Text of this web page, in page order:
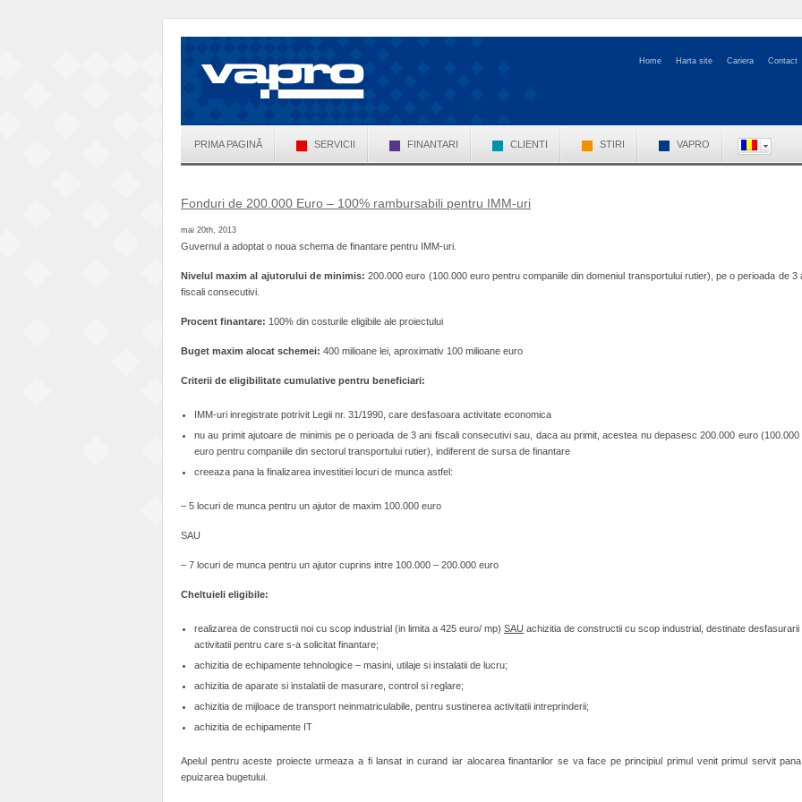
Home Harta site Cariera Contact
PRIMA PAGINĂ SERVICII FINANTARI CLIENTI STIRI VAPRO
Fonduri de 200.000 Euro – 100% rambursabili pentru IMM-uri
mai 20th, 2013
Guvernul a adoptat o noua schema de finantare pentru IMM-uri.
Nivelul maxim al ajutorului de minimis:200.000 euro (100.000 euro pentru companiile din domeniul transportului rutier), pe o perioada de 3
fiscali consecutivi.
Procent finantare: 100% din costurile eligibile ale proiectului
Buget maxim alocat schemei: 400 milioane lei, aproximativ 100 milioane euro
Criterii de eligibilitate cumulative pentru beneficiari:
IMM-uri inregistrate potrivit Legii nr. 31/1990, care desfasoara activitate economica
nu au primit ajutoare de minimis pe o perioada de 3 ani fiscali consecutivi sau, daca au primit, acestea nu depasesc 200.000 euro (100.000
euro pentru companiile din sectorul transportului rutier), indiferent de sursa de finantare
creeaza pana la finalizarea investitiei locuri de munca astfel:
– 5 locuri de munca pentru un ajutor de maxim 100.000 euro
SAU
– 7 locuri de munca pentru un ajutor cuprins intre 100.000 – 200.000 euro
Cheltuieli eligibile:
realizarea de constructii noi cu scop industrial (in limita a 425 euro/ mp) SAU achizitia de constructii cu scop industrial, destinate desfasurarii
activitatii pentru care s-a solicitat finantare;
achizitia de echipamente tehnologice – masini, utilaje si instalatii de lucru;
achizitia de aparate si instalatii de masurare, control si reglare;
achizitia de mijloace de transport neinmatriculabile, pentru sustinerea activitatii intreprinderii;
achizitia de echipamente IT
Apelul pentru aceste proiecte urmeaza a fi lansat in curand iar alocarea finantarilor se va face pe principiul primul venit primul servit
epuizarea bugetului.